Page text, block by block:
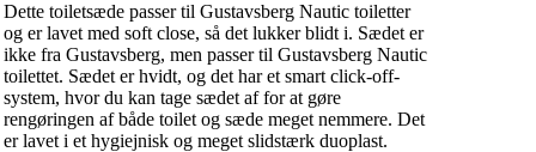
Dette toiletsæde passer til Gustavsberg Nautic toiletter
og er lavet med soft close, så det lukker blidt i. Sædet er
ikke fra Gustavsberg, men passer til Gustavsberg Nautic
toilettet. Sædet er hvidt, og det har et smart click-off-
system, hvor du kan tage sædet af for at gøre
rengøringen af både toilet og sæde meget nemmere. Det
er lavet i et hygiejnisk og meget slidstærk duoplast.